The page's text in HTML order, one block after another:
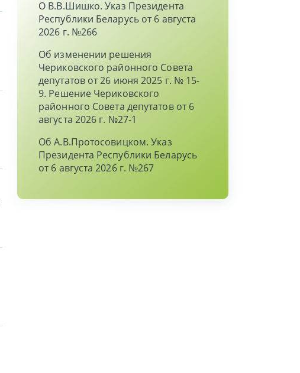
О В.В.Шишко. Указ Президента
Республики Беларусь от 6 августа
2026 г. №266
Об изменении решения
Чериковского районного Совета
депутатов от 26 июня 2025 г. № 15-
9. Решение Чериковского
районного Совета депутатов от 6
августа 2026 г. №27-1
Об А.В.Протосовицком. Указ
Президента Республики Беларусь
от 6 августа 2026 г. №267